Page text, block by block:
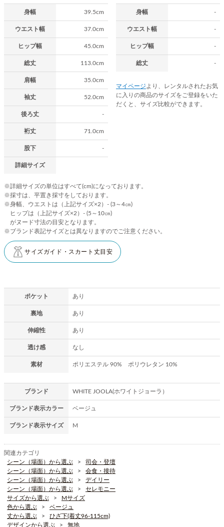
身幅 39.5cm
ウエスト幅 37.0cm
ヒップ幅 45.0cm
総丈 113.0cm
肩幅 35.0cm
袖丈 52.0cm
後ろ丈 -
裄丈 71.0cm
股下 -
詳細サイズ
身幅 -
ウエスト幅 -
ヒップ幅 -
総丈 -
マイページ より、レンタルされたお気
に入りの商品のサイズをご登録をいた
だくと、サイズ比較ができます。
※詳細サイズの単位はすべて(cm)になっております。
※採寸は、平置き採寸をしております。
※身幅、ウエストは（上記サイズ×2）- (3～4㎝)
ヒップは（上記サイズ×2）- (5～10㎝)
がヌード寸法の目安となります。
※ブランド表記サイズとは異なりますのでご注意ください。
サイズガイド・スカート丈目安
ポケット あり
裏地 あり
伸縮性 あり
透け感 なし
素材 ポリエステル 90% ポリウレタン 10%
ブランド WHITE JOOLA(ホワイトジョーラ）
ブランド表示カラー ベージュ
ブランド表示サイズ M
関連カテゴリ
シーン（場面）から選ぶ
司会・登壇
シーン（場面）から選ぶ
会食・接待
シーン（場面）から選ぶ
デイリー
シーン（場面）から選ぶ
セレモニー
サイズから選ぶ
Mサイズ
色から選ぶ
ベージュ
丈から選ぶ
ひざ下(着丈96-115cm)
デザインから選ぶ
無地